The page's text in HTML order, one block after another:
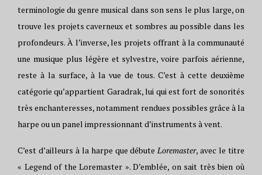
terminologie du genre musical dans son sens le plus large, on
trouve les projets caverneux et sombres au possible dans les
profondeurs. À l’inverse, les projets offrant à la communauté
une musique plus légère et sylvestre, voire parfois aérienne,
reste à la surface, à la vue de tous. C’est à cette deuxième
catégorie qu’appartient Garadrak, lui qui est fort de sonorités
très enchanteresses, notamment rendues possibles grâce à la
harpe ou un panel impressionnant d’instruments à vent.
C’est d’ailleurs à la harpe que débuteLoremaster, avec le titre
« Legend of the Loremaster ». D’emblée, on sait très bien où